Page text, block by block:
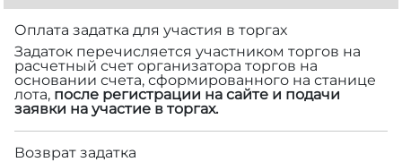
Оплата задатка для участия в торгах
Задаток перечисляется участником торгов на
расчетный счет организатора торгов на
основании счета, сформированного на станице
лота, после регистрации на сайте и подачи
заявки на участие в торгах.
Возврат задатка